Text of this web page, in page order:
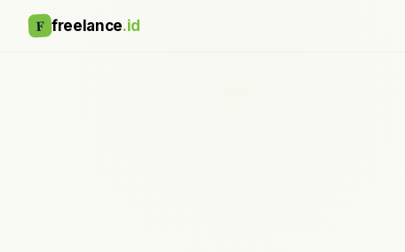
F freelance.id